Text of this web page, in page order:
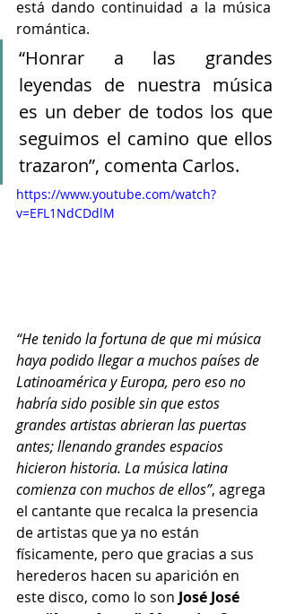
está dando continuidad a la música
romántica.
“Honrar a las grandes
leyendas de nuestra música
es un deber de todos los que
seguimos el camino que ellos
trazaron”, comenta Carlos.
https://www.youtube.com/watch?
v=EFL1NdCDdlM
“He tenido la fortuna de que mi música
haya podido llegar a muchos países de
Latinoamérica y Europa, pero eso no
habría sido posible sin que estos
grandes artistas abrieran las puertas
antes; llenando grandes espacios
hicieron historia. La música latina
comienza con muchos de ellos”, agrega
el cantante que recalca la presencia
de artistas que ya no están
físicamente, pero que gracias a sus
herederos hacen su aparición en
este disco, como lo son José José